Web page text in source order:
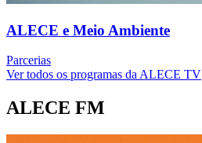
ALECE e Meio Ambiente
Parcerias
Ver todos os programas da ALECE TV
ALECE FM